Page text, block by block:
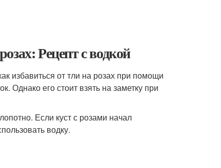
Рецепт с водкой
избавиться от тли на розах при помощи
Однако его стоит взять на заметку при
Если куст с розами начал
водку.